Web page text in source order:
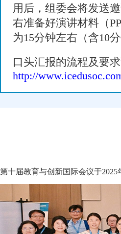
用后，组委会将发送
右准备好演讲材料（
为15分钟左右（含10
口头汇报的流程及要求
http://
第十届教育与创新国际会议于